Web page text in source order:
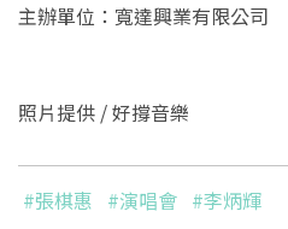
主辦單位：寬達興業有限公司
照片提供 / 好撐音樂
#張棋惠 #演唱會 #李炳輝